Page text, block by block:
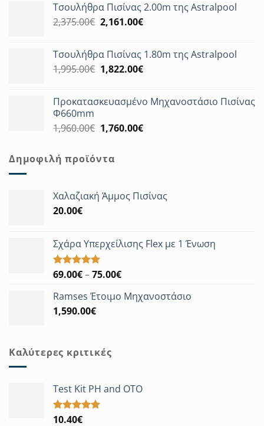
was:
3,180.00€.
τιμή
είναι:
Τσουλήθρα Πισίνας 2.00m της Astralpool
2,375.00€ Original
2,375.00€.
2,161.00€Η
είναι:
2,161.00€.
Τσουλήθρα Πισίνας 1.80m της Astralpool
1,995.00€ Original
1,995.00€.
1,822.00€Η
είναι:
Προκατασκευασμένο Μηχανοστάσιο Πισίνας
Φ660mm
1,960.00€ Original
1,960.00€.
1,760.00€Η
Δημοφιλή προϊόντα
Χαλαζιακή Άμμος Πισίνας
20.00€
Σχάρα Υπερχείλισης Flex με 1 Ένωση
Βαθμολογήθηκε
από 5
69.00€–75.00€Price
69.00€
Ramses Έτοιμο Μηχανοστάσιο
1,590.00€
Καλύτερες κριτικές
Test Kit PH and OTO
Βαθμολογήθηκε
10.40€